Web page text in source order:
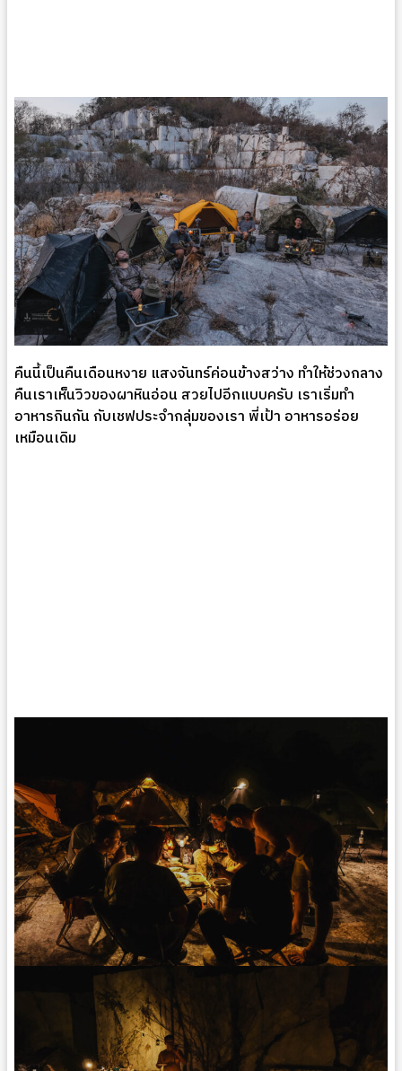
คืนนี้เป็นคืนเดือนหงาย แสงจันทร์ค่อนข้างสว่าง ทำให้ช่วงกลาง
คืนเราเห็นวิวของผาหินอ่อน สวยไปอีกแบบครับ เราเริ่มทำ
อาหารกินกัน กับเชฟประจำกลุ่มของเรา พี่เป้า อาหารอร่อย
เหมือนเดิม